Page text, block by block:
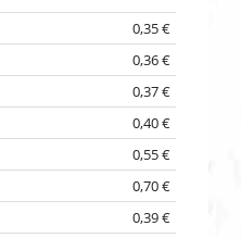
0,35 €
0,36 €
0,37 €
0,40 €
0,55 €
0,70 €
0,39 €